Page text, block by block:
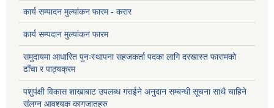
कार्य सम्पादन मुल्यांकन फारम - करार
कार्य सम्पदान मुल्यांकन फारम
समुदायमा आधारित पुनःस्थापना सहजकर्ता पदका लागि दरखास्त फारामको
ढाँचा र पाठ्यक्रम
पशुपंक्षी विकास शाखाबाट उपलब्ध गराईने अनुदान सम्बन्धी सूचना साथै चाहिने
संलग्न आवश्यक कागजातहरु